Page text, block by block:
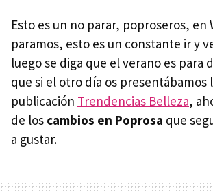
Esto es un no parar, poproseros, en
paramos, esto es un constante ir y
luego se diga que el verano es para
que si el otro día os presentábamos
publicación Trendencias Belleza,
de los cambios en Poprosa que
a gustar.